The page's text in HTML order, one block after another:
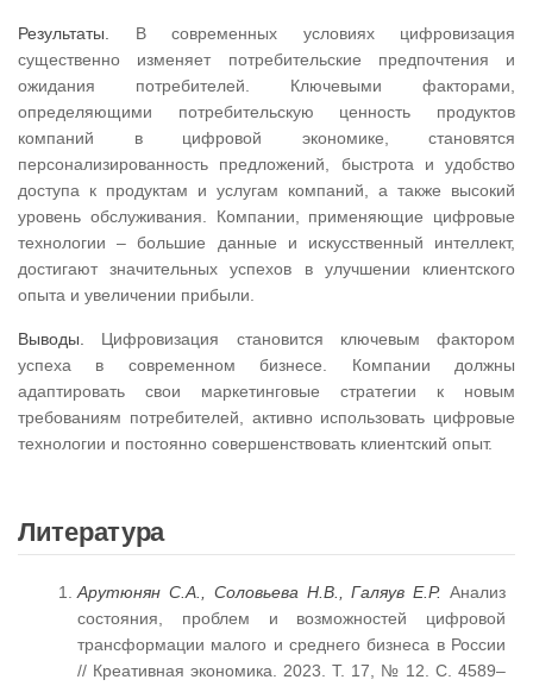
Результаты.
В современных условиях цифровизация
существенно изменяет потребительские предпочтения и
ожидания потребителей. Ключевыми факторами,
определяющими потребительскую ценность продуктов
компаний в цифровой экономике, становятся
персонализированность предложений, быстрота и удобство
доступа к продуктам и услугам компаний, а также высокий
уровень обслуживания. Компании, применяющие цифровые
технологии – большие данные и искусственный интеллект,
достигают значительных успехов в улучшении клиентского
опыта и увеличении прибыли.
Выводы.
Цифровизация становится ключевым фактором
успеха в современном бизнесе. Компании должны
адаптировать свои маркетинговые стратегии к новым
требованиям потребителей, активно использовать цифровые
технологии и постоянно совершенствовать клиентский опыт.
Литература
Арутюнян С.А., Соловьева Н.В., Галяув Е.Р. Анализ
состояния, проблем и возможностей цифровой
трансформации малого и среднего бизнеса в России
// Креативная экономика. 2023. Т. 17, № 12. С. 4589–